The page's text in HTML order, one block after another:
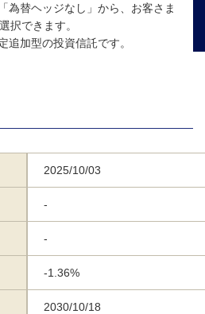
為替ヘッジなし」から、お客さま
択できます。
追加型の投資信託です。
2025/10/03
-
-
-1.36%
2030/10/18